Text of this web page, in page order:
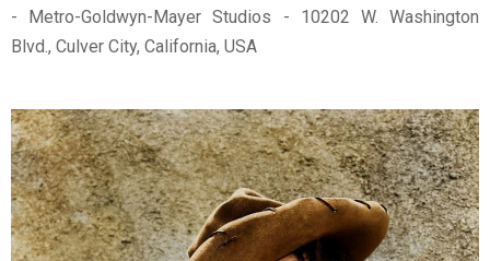
- Metro-Goldwyn-Mayer Studios - 10202 W. Washington
Blvd., Culver City, California, USA